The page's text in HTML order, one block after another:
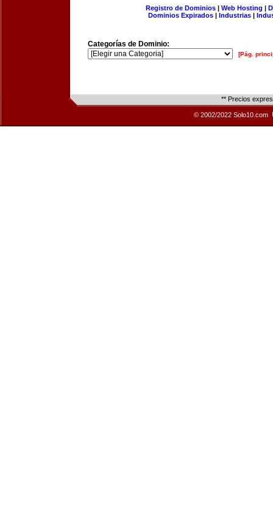
Registro de Dominios| Web Hosting |
Dominios Expirados | Industrias |
Categorías de Dominio:
[Pág.
** Precios
© 2002/2022 Solo10.com